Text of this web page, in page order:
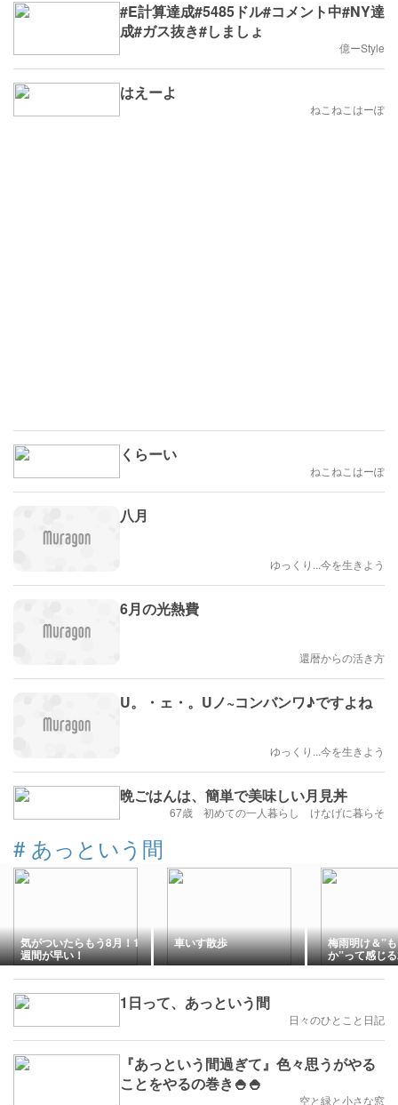
#E計算達成#5485ドル#コメント中#NY達
成#ガス抜き#しましょ
億ーStyle
はえーよ
ねこねこはーぽ
くらーい
ねこねこはーぽ
八月
ゆっくり...今を生きよう
6月の光熱費
還暦からの活き方
U。・ェ・。Uノ~コンバンワ♪ですよね
ゆっくり...今を生きよう
晩ごはんは、簡単で美味しい月見丼
67歳 初めての一人暮らし けなげに暮らそ
# あっという間
気がついたらもう8月！1
週間が早い！
車いす散歩 梅雨明け＆”
か”って感じ
1日って、あっという間
日々のひとこと日記
『あっという間過ぎて』色々思うがやる
ことをやるの巻き🍚🍚
空と緑と小さな窓